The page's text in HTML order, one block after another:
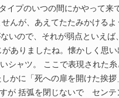
イプのいつの間にかやって来
んが、あえてたたみかける
いので、それが弱点といえば
ありましたね。懐かしく思
シャツ。 ここで表現された
かに「死への扉を開けた挨
が 括弧を閉じないで センテ